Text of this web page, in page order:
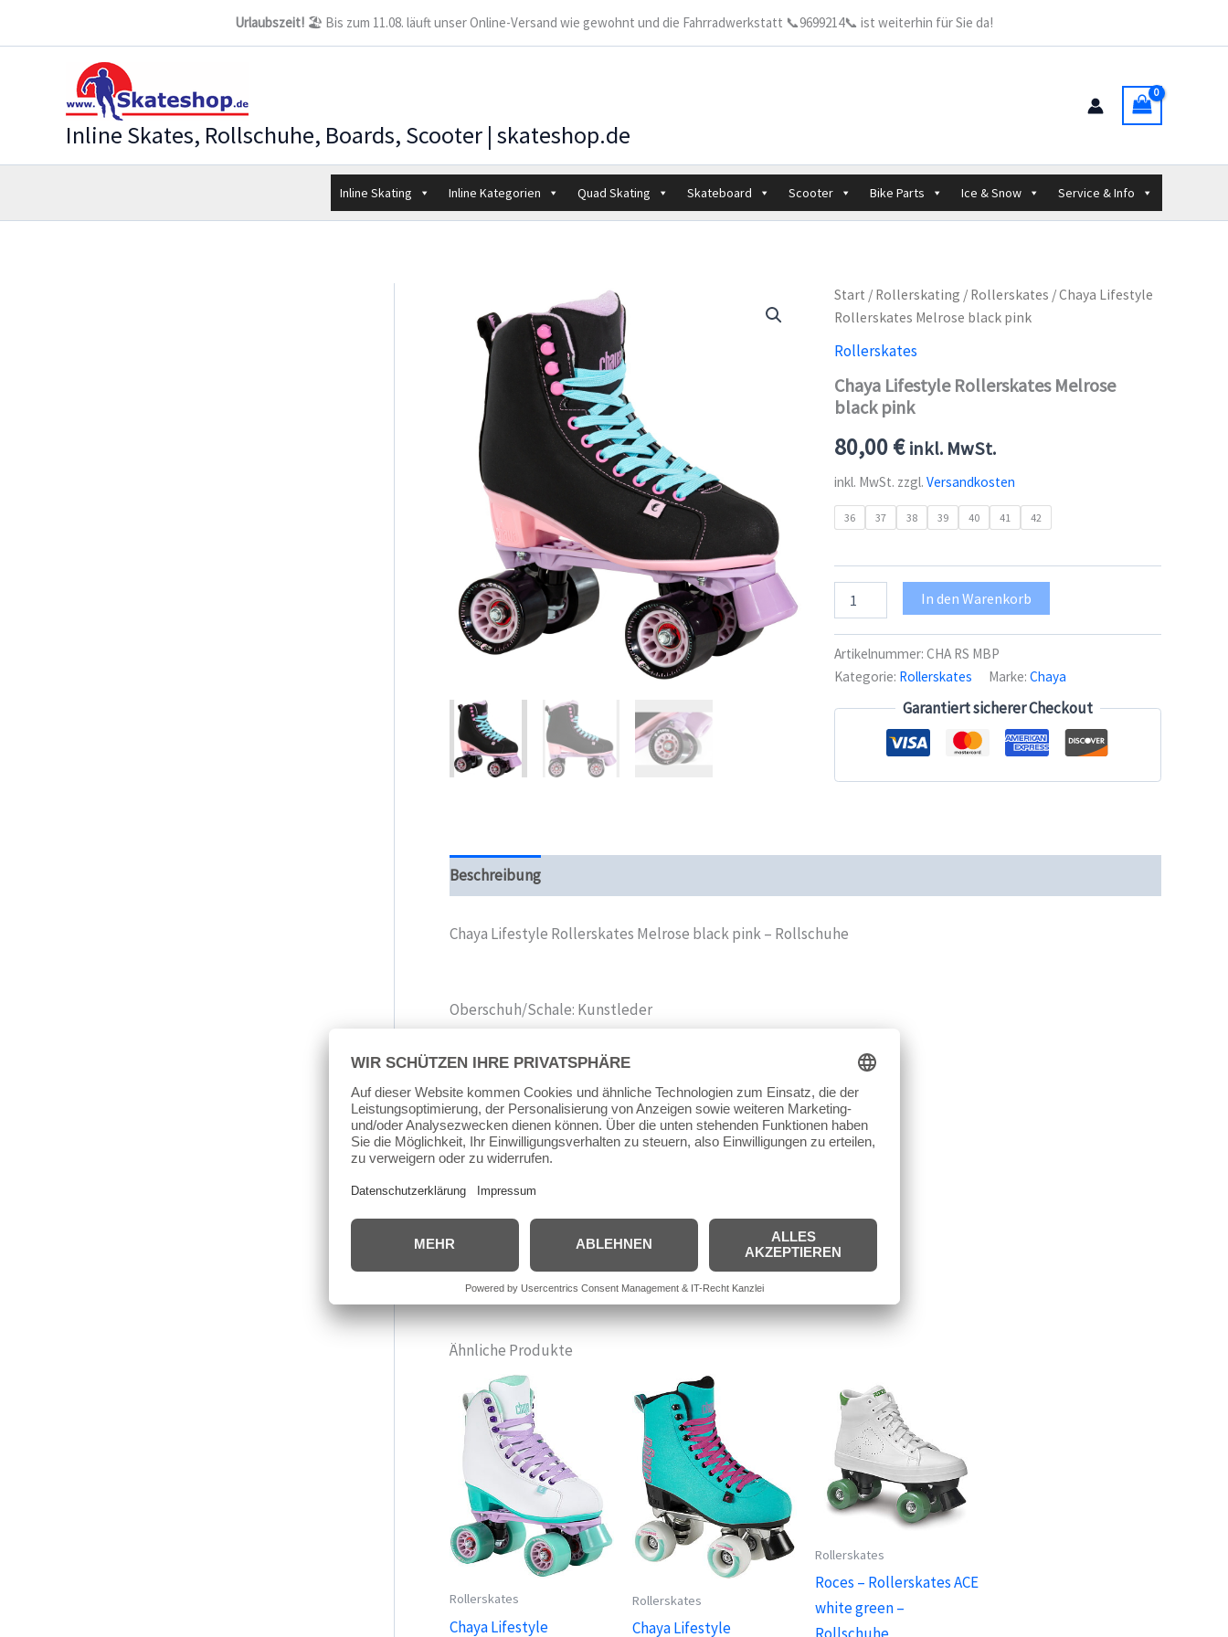
Urlaubszeit! 🏖️ Bis zum 11.08. läuft unser Online-Versand wie gewohnt und die Fahrradwerkstatt 📞9699214📞 ist weiterhin für Sie da!
Inline Skates, Rollschuhe, Boards, Scooter | skateshop.de
Inline Skating Inline Kategorien Quad Skating Skateboard Scooter Bike Parts Ice & Snow Service & Info
Start / Rollerskating / Rollerskates / Chaya Lifestyle
Rollerskates Melrose black pink
Rollerskates
Chaya Lifestyle Rollerskates Melrose
black pink
80,00€ inkl. MwSt.
inkl. MwSt. zzgl. Versandkosten
36 37 38 39 40 41 42
Lifestyle
Melrose
black
pink
In den Warenkorb
Artikelnummer: CHA RS MBP
Kategorie: Rollerskates Marke: Chaya
Garantiert sicherer Checkout
Beschreibung
Chaya Lifestyle Rollerskates Melrose black pink – Rollschuhe
Oberschuh/Schale: Kunstleder
Schiene/Frame: glasfaserverstärktem Verbundmaterial
Rolle/Räder: Spectrum 61x38mm 78A Rolle
Kugellager: Wicked ABEC 7 Kugellager
Ähnliche Produkte
Rollerskates
Chaya Lifestyle
Rollerskates
Chaya Lifestyle
Rollerskates
Roces – Rollerskates ACE
white green –